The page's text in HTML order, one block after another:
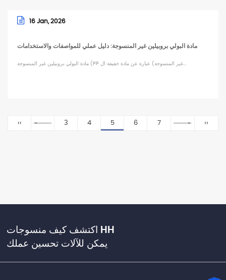
16 Jan, 2026
مادة البولي بروبيلين غير المنسوجة: دليل عملي للمواصفات والاستخدامات
مادة البولي بروبيلين غير المنسوجة (PP غير المنسوجة) عبارة عن مادة خفيفة ال...
‹‹ 3 4 5 6 7 ››
اكتشف كيف منسوجات HH
يمكن للآلات تحسين عملك